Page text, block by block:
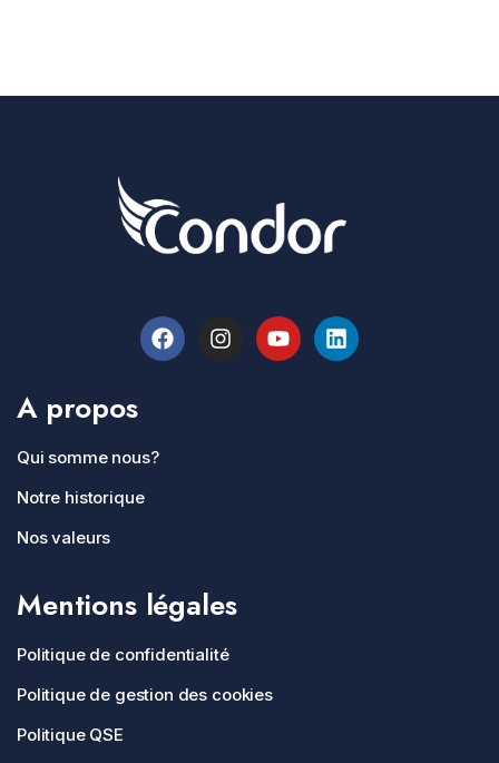
A propos
Qui somme nous?
Notre historique
Nos valeurs
Mentions légales
Politique de confidentialité
Politique de gestion des cookies
Politique QSE